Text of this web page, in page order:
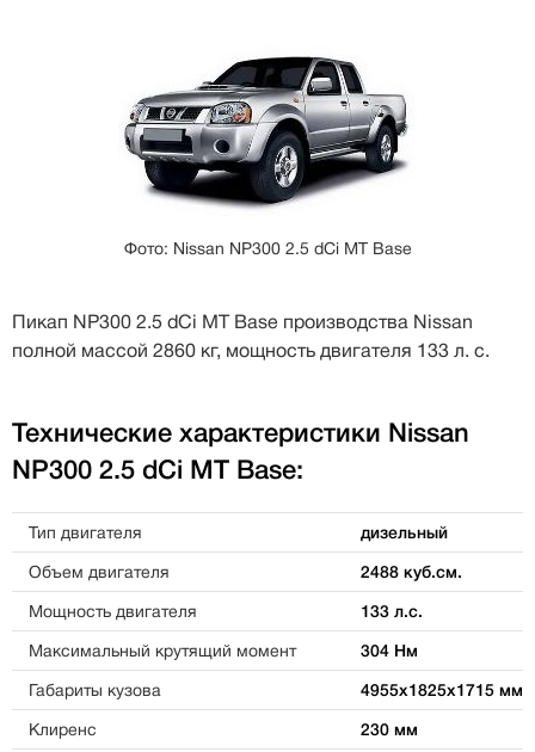
Фото: Nissan NP300 2.5 dCi MT Base
Пикап NP300 2.5 dCi MT Base производства Nissan
полной массой 2860 кг, мощность двигателя 133 л. с.
Технические характеристики Nissan
NP300 2.5 dCi MT Base:
Тип двигателя дизельный
Объем двигателя 2488 куб.см.
Мощность двигателя 133 л.с.
Максимальный крутящий момент 304 Нм
Габариты кузова 4955х1825х1715 мм
Клиренс 230 мм